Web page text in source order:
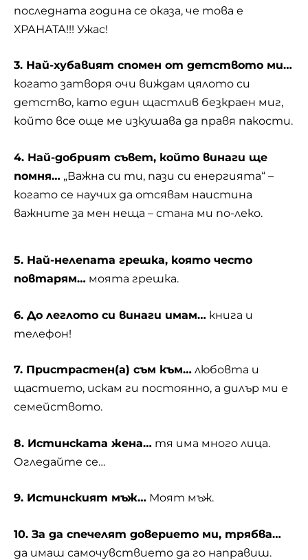
последната година се оказа, че това е
ХРАНАТА!!! Ужас!
3. Най-хубавият спомен от детството ми…
когато затворя очи виждам цялото си
детство, като един щастлив безкраен миг,
който все още ме изкушава да правя пакости.
4. Най-добрият съвет, който винаги ще
помня… „Важна си ти, пази си енергията“ –
когато се научих да отсявам наистина
важните за мен неща – стана ми по-леко.
5. Най-нелепата грешка, която често
повтарям… моята грешка.
6. До леглото си винаги имам… книга и
телефон!
7. Пристрастен(а) съм към… любовта и
щастието, искам ги постоянно, а дилър ми е
семейството.
8. Истинската жена… тя има много лица.
Огледайте се…
9. Истинският мъж… Моят мъж.
10. За да спечелят доверието ми, трябва…
да имаш самочувствието да го направиш.